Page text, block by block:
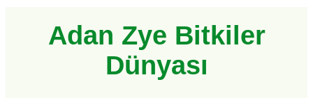
Adan Zye Bitkiler
Dünyası